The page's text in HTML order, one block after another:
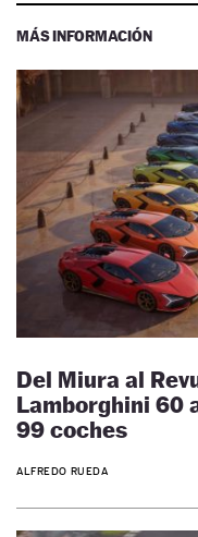
MÁS INFORMACIÓN
Del Miura al
Lamborghini 60
99 coches
ALFREDO RUEDA